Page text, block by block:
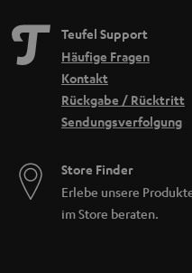
Teufel Support
Häufige Fragen
Kontakt
Rückgabe / Rücktritt
Sendungsverfolgung
Store Finder
Erlebe unsere
im Store beraten.